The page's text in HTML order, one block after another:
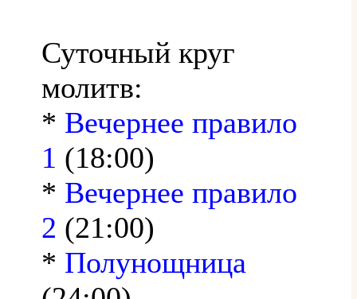
Суточный круг
молитв:
* Вечернее правило
1 (18:00)
* Вечернее правило
2 (21:00)
* Полунощница